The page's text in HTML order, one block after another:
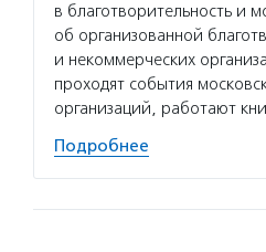
в благотворительность и
об организованной
и некоммерческих
проходят события
организаций, работают
Подробнее